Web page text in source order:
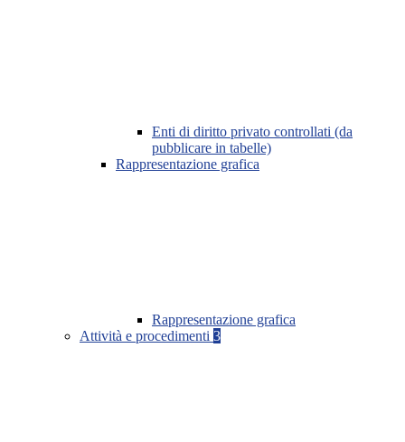
Enti di diritto privato controllati (da
pubblicare in tabelle)
Rappresentazione grafica
Rappresentazione grafica
Attività e procedimenti 3